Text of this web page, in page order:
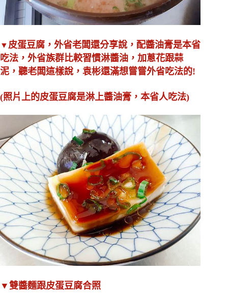
▼ 皮蛋豆腐，外省老闆還分享說，配醬油膏是本省
吃法，外省族群比較習慣淋醬油，加蔥花跟蒜
泥，聽老闆這樣說，袁彬還滿想嘗嘗外省吃法的!
(照片上的皮蛋豆腐是淋上醬油膏，本省人吃法)
▼雙醬麵跟皮蛋豆腐合照